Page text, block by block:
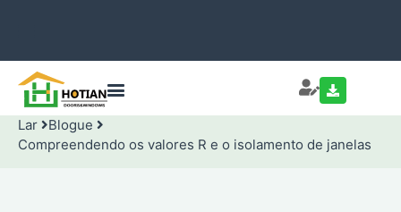
Lar
Blogue
Compreendendo os valores R e o isolamento de janelas